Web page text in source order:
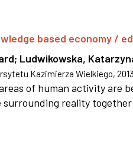
based economy /
; Ludwikowska,
Kazimierza Wielkiego, 2013
of human activity are
reality